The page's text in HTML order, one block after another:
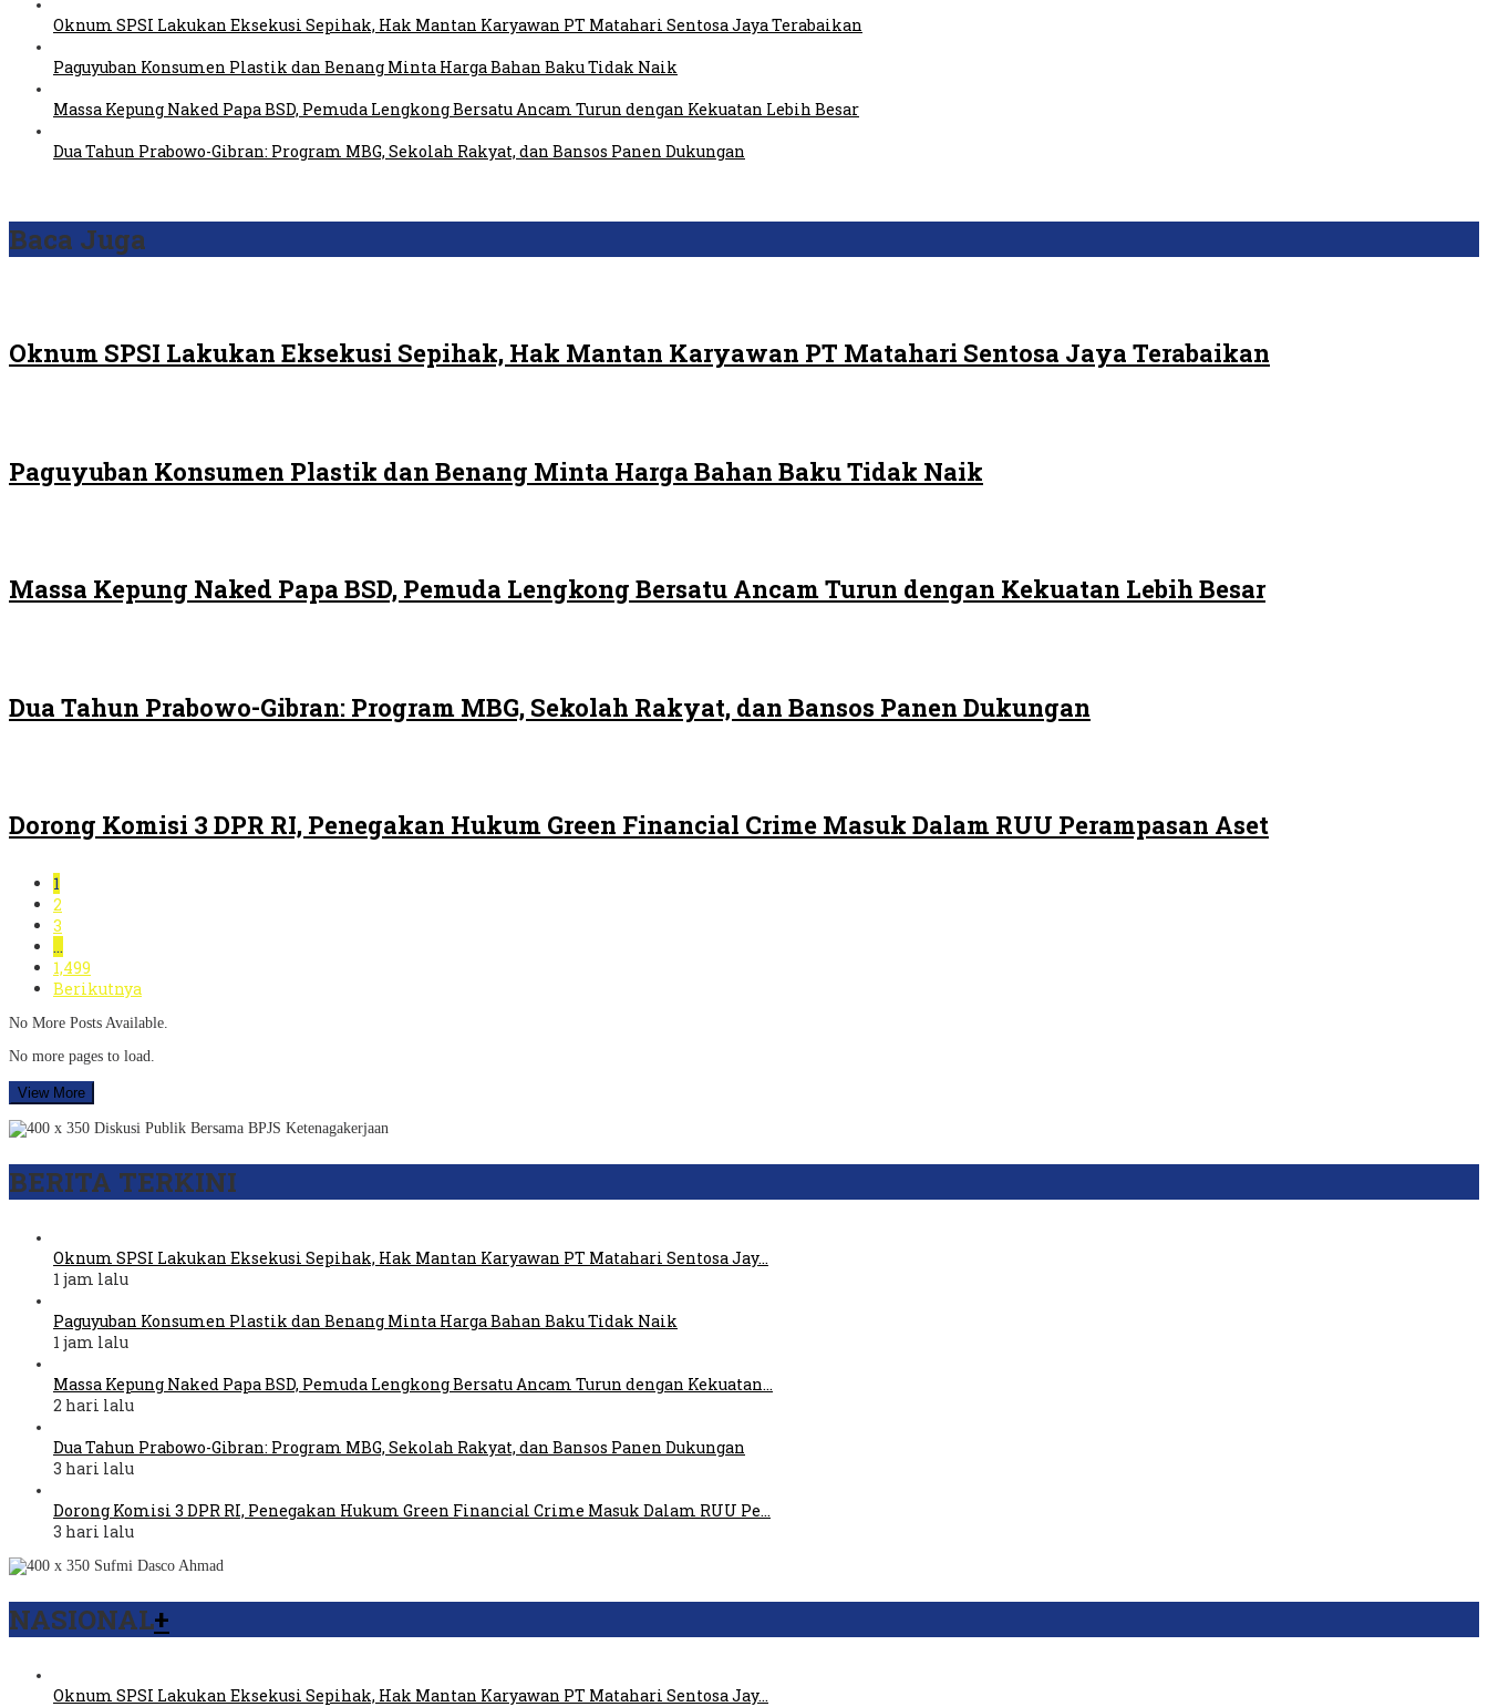
Oknum SPSI Lakukan Eksekusi Sepihak, Hak Mantan Karyawan PT Matahari Sentosa Jaya Terabaikan
Paguyuban Konsumen Plastik dan Benang Minta Harga Bahan Baku Tidak Naik
Massa Kepung Naked Papa BSD, Pemuda Lengkong Bersatu Ancam Turun dengan Kekuatan Lebih Besar
Dua Tahun Prabowo-Gibran: Program MBG, Sekolah Rakyat, dan Bansos Panen Dukungan
Baca Juga
Oknum SPSI Lakukan Eksekusi Sepihak, Hak Mantan Karyawan PT Matahari Sentosa Jaya Terabaikan
Paguyuban Konsumen Plastik dan Benang Minta Harga Bahan Baku Tidak Naik
Massa Kepung Naked Papa BSD, Pemuda Lengkong Bersatu Ancam Turun dengan Kekuatan Lebih Besar
Dua Tahun Prabowo-Gibran: Program MBG, Sekolah Rakyat, dan Bansos Panen Dukungan
Dorong Komisi 3 DPR RI, Penegakan Hukum Green Financial Crime Masuk Dalam RUU Perampasan Aset
1
2
3
…
1,499
Berikutnya
No More Posts Available.
No more pages to load.
View More
BERITA TERKINI
Oknum SPSI Lakukan Eksekusi Sepihak, Hak Mantan Karyawan PT Matahari Sentosa Jay…
1 jam lalu
Paguyuban Konsumen Plastik dan Benang Minta Harga Bahan Baku Tidak Naik
1 jam lalu
Massa Kepung Naked Papa BSD, Pemuda Lengkong Bersatu Ancam Turun dengan Kekuatan…
2 hari lalu
Dua Tahun Prabowo-Gibran: Program MBG, Sekolah Rakyat, dan Bansos Panen Dukungan
3 hari lalu
Dorong Komisi 3 DPR RI, Penegakan Hukum Green Financial Crime Masuk Dalam RUU Pe…
3 hari lalu
NASIONAL+
Oknum SPSI Lakukan Eksekusi Sepihak, Hak Mantan Karyawan PT Matahari Sentosa Jay…